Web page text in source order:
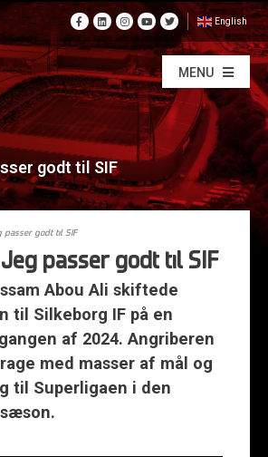
English
MENU
godt til SIF
passer godt til SIF
passer godt til SIF
Abou Ali skiftede
til Silkeborg IF på en
af 2024. Angriberen
med masser af mål og
til Superligaen i den